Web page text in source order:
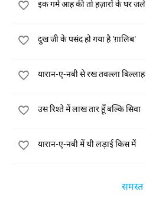
इक गर्म आह की तो हज़ारों के घर जले
दुख जी के पसंद हो गया है 'ग़ालिब'
यारान-ए-नबी से रख तवल्ला बिल्लाह
उस रिश्ते में लाख तार हूँ बल्कि सिवा
यारान-ए-नबी में थी लड़ाई किस में
समस्त